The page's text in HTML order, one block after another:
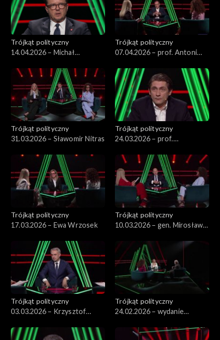
Trójkąt polityczny
14.04.2026 – Michał
Trójkąt polityczny
07.04.2026 – prof. Antoni
Trójkąt polityczny
31.03.2026 – Sławomir Nitras
Trójkąt polityczny
24.03.2026 – prof.
Trójkąt polityczny
17.03.2026 – Ewa Wrzosek
Trójkąt polityczny
10.03.2026 – gen. Mirosław
Trójkąt polityczny
03.03.2026 – Krzysztof
Trójkąt polityczny
24.02.2026 – wydanie